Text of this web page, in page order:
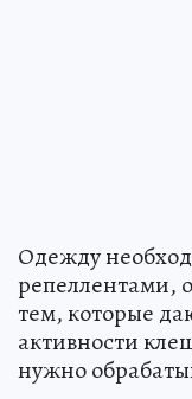
Одежду
репеллентами,
тем, которые
активности
нужно